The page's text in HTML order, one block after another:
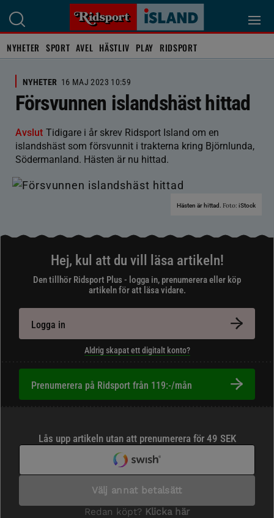
NYHETER SPORT AVEL HÄSTLIV PLAY RIDSPORT
NYHETER 16 MAJ 2023 10:59
Försvunnen islandshäst hittad
Avslut Tidigare i år skrev Ridsport Island om en
islandshäst som försvunnit i trakterna kring Björnlunda,
Södermanland. Hästen är nu hittad.
Hästen är hittad. Foto: iStock
Hej, kul att du vill läsa artikeln!
Den tillhör Ridsport Plus - logga in, prenumerera eller köp
artikeln för att läsa vidare.
Logga in
Aldrig skapat ett digitalt konto?
Prenumerera på Ridsport från 119:-/mån